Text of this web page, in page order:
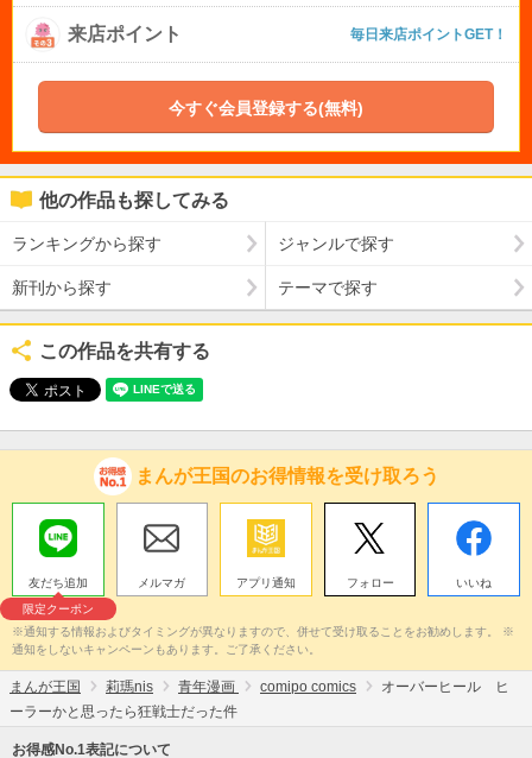
来店ポイント 毎日来店ポイントGET！
今すぐ会員登録する(無料)
他の作品も探してみる
ランキングから探す ジャンルで探す
新刊から探す テーマで探す
この作品を共有する
まんが王国のお得情報を受け取ろう
友だち追加
限定クーポン
メルマガ アプリ通知 フォロー いいね
※通知する情報およびタイミングが異なりますので、併せて受け取ることをお勧めします。 ※
通知をしないキャンペーンもあります。ご了承ください。
まんが王国 莉瑪nis 青年漫画 comipo comics
オーバーヒール ヒ
ーラーかと思ったら狂戦士だった件
お得感No.1表記について